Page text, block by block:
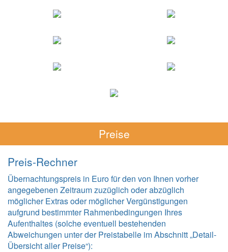
Preise
Preis-Rechner
Übernachtungspreis in Euro für den von Ihnen vorher
angegebenen Zeitraum zuzüglich oder abzüglich
möglicher Extras oder möglicher Vergünstigungen
aufgrund bestimmter Rahmenbedingungen Ihres
Aufenthaltes (solche eventuell bestehenden
Abweichungen unter der Preistabelle im Abschnitt „Detail-
Übersicht aller Preise“):